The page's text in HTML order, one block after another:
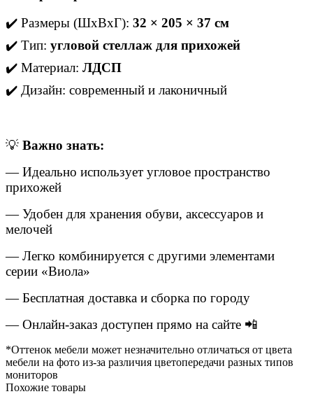
✔️ Размеры (ШхВхГ): 32 × 205 × 37 см
✔️ Тип: угловой стеллаж для прихожей
✔️ Материал: ЛДСП
✔️ Дизайн: современный и лаконичный
💡 Важно знать:
— Идеально использует угловое пространство
прихожей
— Удобен для хранения обуви, аксессуаров и
мелочей
— Легко комбинируется с другими элементами
серии «Виола»
— Бесплатная доставка и сборка по городу
— Онлайн-заказ доступен прямо на сайте 📲
*Оттенок мебели может незначительно отличаться от цвета
мебели на фото из-за различия цветопередачи разных типов
мониторов
Похожие товары